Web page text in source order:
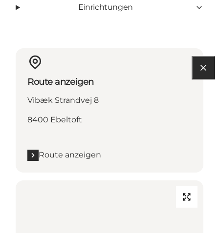
Einrichtungen
Route anzeigen
Vibæk Strandvej 8
8400 Ebeltoft
Route anzeigen